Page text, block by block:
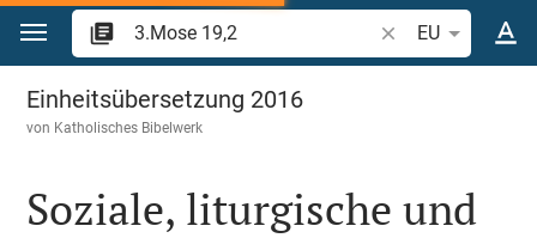
Zum Inhalt springen
Bibelstelle oder
EU
3.Mose 19
Einheitsübersetzung 2016
von Katholisches Bibelwerk
Soziale, liturgische und